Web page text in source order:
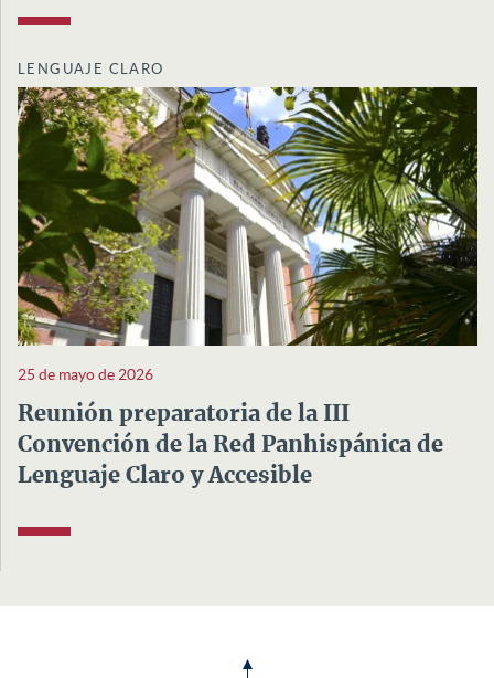
LENGUAJE CLARO
25 de mayo de 2026
Reunión preparatoria de la III
Convención de la Red Panhispánica de
Lenguaje Claro y Accesible